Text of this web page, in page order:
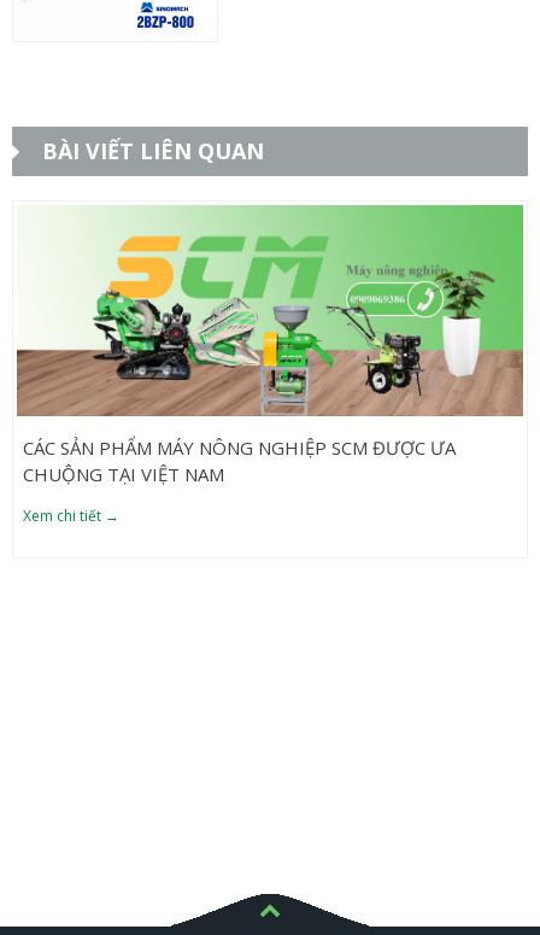
BÀI VIẾT LIÊN QUAN
CÁC SẢN PHẨM MÁY NÔNG NGHIỆP SCM ĐƯỢC ƯA
CHUỘNG TẠI VIỆT NAM
Xem chi tiết →